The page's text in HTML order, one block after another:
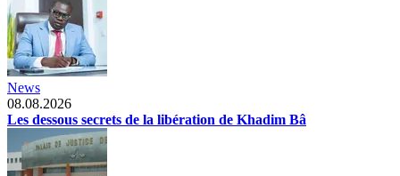
News
08.08.2026
Les dessous secrets de la libération de Khadim Bâ